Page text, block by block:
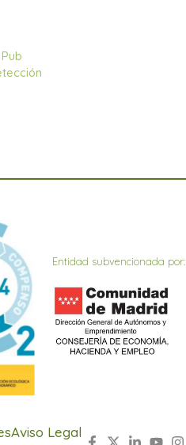
Pub
Entidad subvencionada por:
Aviso Legal